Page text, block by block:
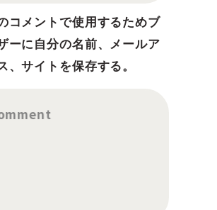
コメントで使用するためブ
ーに自分の名前、メールア
、サイトを保存する。